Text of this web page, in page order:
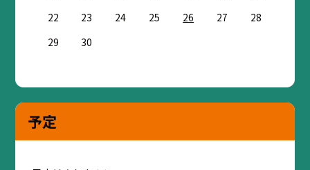
22
23 24 25 26 27
28
29
30
予定